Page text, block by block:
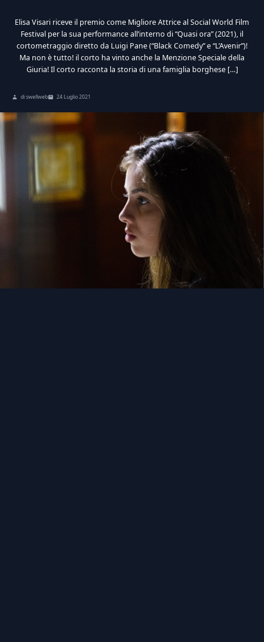
Elisa Visari riceve il premio come Migliore Attrice al Social World Film
Festival per la sua performance all’interno di “Quasi ora” (2021), il
cortometraggio diretto da Luigi Pane (“Black Comedy” e “L’Avenir”)!
Ma non è tutto! il corto ha vinto anche la Menzione Speciale della
Giuria! Il corto racconta la storia di una famiglia borghese […]
di swellweb 24 Luglio 2021